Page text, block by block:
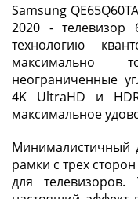
Samsung
2020 - телевизор
технологию
максимально
неограниченные
4K UltraHD и
максимальное
Минималистичный
рамки с трех
для